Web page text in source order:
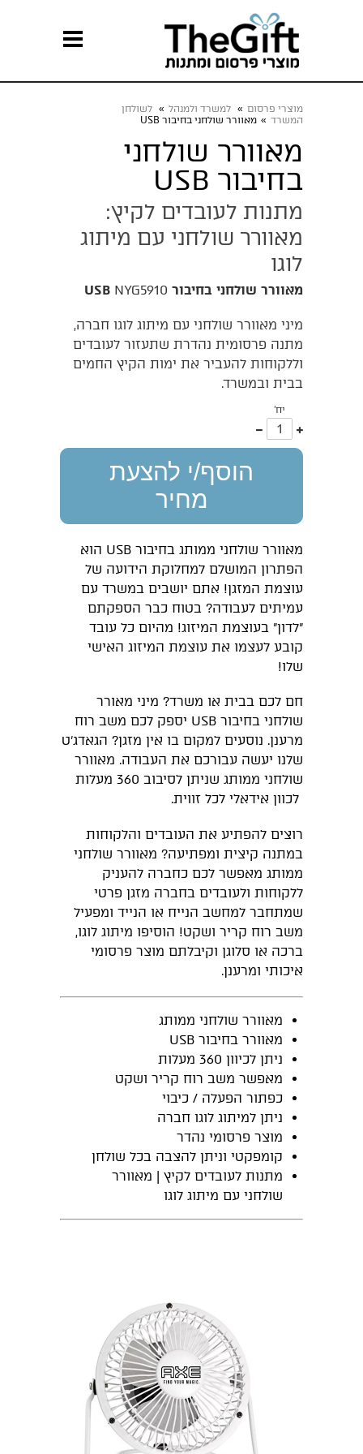
מוצרי פרסום » למשרד ולמנהל » לשולחן
המשרד » מאוורר שולחני בחיבור USB
מאוורר שולחני
בחיבור USB
מתנות לעובדים לקיץ:
מאוורר שולחני עם מיתוג
לוגו
מאוורר שולחני בחיבור USB NYG5910
מיני מאוורר שולחני עם מיתוג לוגו חברה,
מתנה פרסומית נהדרת שתעזור לעובדים
וללקוחות להעביר את ימות הקיץ החמים
בבית ובמשרד.
יח'
עוד
אחד
הוסף/י להצעת
מחיר
מאוורר שולחני ממותג בחיבור USB הוא
הפתרון המושלם למחלוקת הידועה של
עוצמת המזגן! אתם יושבים במשרד עם
עמיתים לעבודה? בטוח כבר הספקתם
"לדון" בעוצמת המיזוג! מהיום כל עובד
קובע לעצמו את עוצמת המיזוג האישי
שלו!
חם לכם בבית או משרד? מיני מאורר
שולחני בחיבור USB יספק לכם משב רוח
מרענן. נוסעים למקום בו אין מזגן? הגאדג'ט
שלנו יעשה עבורכם את העבודה. מאוורר
שולחני ממותג שניתן לסיבוב 360 מעלות
לכוון אידאלי לכל זווית.
רוצים להפתיע את העובדים והלקוחות
במתנה קיצית ומפתיעה? מאוורר שולחני
ממותג מאפשר לכם כחברה להעניק
ללקוחות ולעובדים בחברה מזגן פרטי
שמתחבר למחשב הנייח או הנייד ומפעיל
משב רוח קריר ושקט! הוסיפו מיתוג לוגו,
ברכה או סלוגן וקיבלתם מוצר פרסומי
איכותי ומרענן.
מאוורר שולחני ממותג
מאוורר בחיבור USB
ניתן לכיוון 360 מעלות
מאפשר משב רוח קריר ושקט
כפתור הפעלה / כיבוי
ניתן למיתוג לוגו חברה
מוצר פרסומי נהדר
קומפקטי וניתן להצבה בכל שולחן
מתנות לעובדים לקיץ | מאוורר
שולחני עם מיתוג לוגו